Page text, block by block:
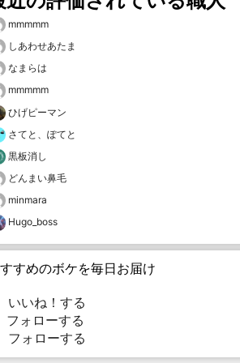
mmmmm
しあわせあたま
なまらは
mmmmm
ひげピーマン
さてと、ぽてと
黒板消し
どんまい鼻毛
minmara
Hugo_boss
すめのボケを毎日お届け
いいね！する
ォローする
フォローする